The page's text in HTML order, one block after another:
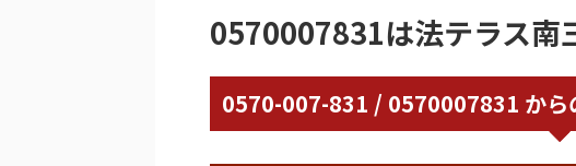
0570007831は法テラス南
0570-007-831 / 0570007831 から